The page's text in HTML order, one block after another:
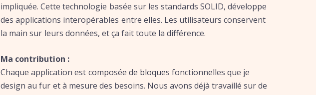
impliquée. Cette technologie basée sur les standards SOLID, développe
des applications interopérables entre elles. Les utilisateurs conservent
la main sur leurs données, et ça fait toute la différence.
Ma contribution :
Chaque application est composée de bloques fonctionnelles que je
design au fur et à mesure des besoins. Nous avons déjà travaillé sur de